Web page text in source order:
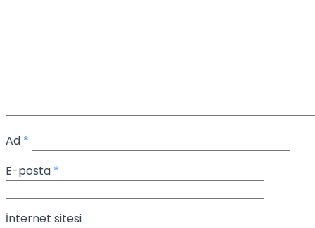
Ad *
E-posta *
İnternet sitesi